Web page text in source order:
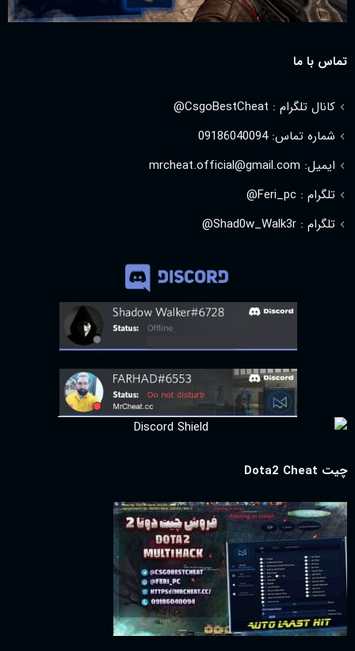
تماس با ما
کانال تلگرام : CsgoBestCheat@
شماره تماس: 09186040094
ایمیل: mrcheat.official@gmail.com
تلگرام : Feri_pc@
تلگرام : Shad0w_Walk3r@
چیت Dota2 Cheat